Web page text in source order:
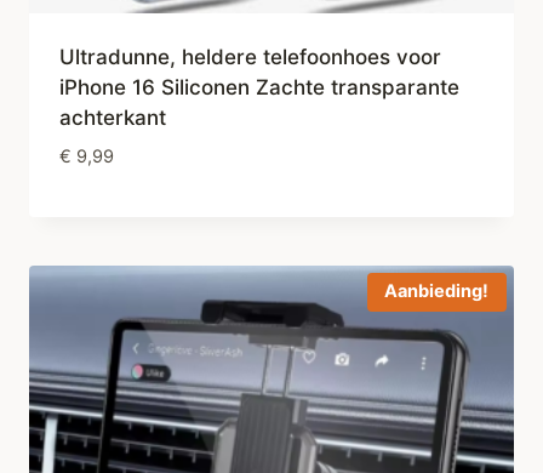
Ultradunne, heldere telefoonhoes voor
iPhone 16 Siliconen Zachte transparante
achterkant
€ 9,99
Aanbieding!